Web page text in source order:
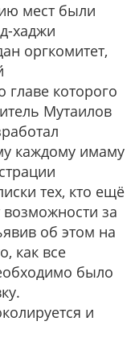
мест были
хаджи
оргкомитет,
главе которого
Мутаилов
каждому имаму
тех, кто ещё
за
об этом на
как все
было
и